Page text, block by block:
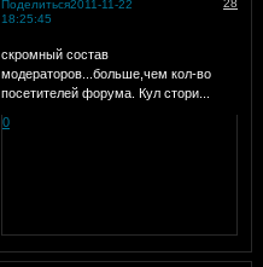
Поделиться 28
2011-11-22
18:25:45
скромный состав
модераторов...больше,чем кол-во
посетителей форума. Кул стори...
0